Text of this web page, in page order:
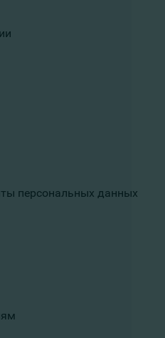
персональных данных